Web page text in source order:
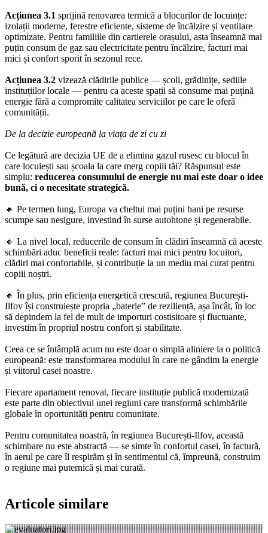
Acțiunea 3.1 sprijină renovarea termică a blocurilor de locuințe:
izolații moderne, ferestre eficiente, sisteme de încălzire și ventilare
optimizate. Pentru familiile din cartierele orașului, asta înseamnă mai
puțin consum de gaz sau electricitate pentru încălzire, facturi mai
mici și confort sporit în sezonul rece.
Acțiunea 3.2 vizează clădirile publice — școli, grădinițe, sediile
instituțiilor locale — pentru ca aceste spații să consume mai puțină
energie fără a compromite calitatea serviciilor pe care le oferă
comunității.
De la decizie europeană la viața de zi cu zi
Ce legătură are decizia UE de a elimina gazul rusesc cu blocul în
care locuiești sau școala la care merg copiii tăi? Răspunsul este
simplu: reducerea consumului de energie nu mai este doar o idee
bună, ci o necesitate strategică.
🔸 Pe termen lung, Europa va cheltui mai puțini bani pe resurse
scumpe sau nesigure, investind în surse autohtone și regenerabile.
🔸 La nivel local, reducerile de consum în clădiri înseamnă că aceste
schimbări aduc beneficii reale: facturi mai mici pentru locuitori,
clădiri mai confortabile, și contribuție la un mediu mai curat pentru
copiii noștri.
🔸 În plus, prin eficiența energetică crescută, regiunea București-
Ilfov își construiește propria „baterie” de reziliență, așa încât, în loc
să depindem la fel de mult de importuri costisitoare și fluctuante,
investim în propriul nostru confort și stabilitate.
Ceea ce se întâmplă acum nu este doar o simplă aliniere la o politică
europeană: este transformarea modului în care ne gândim la energie
și viitorul casei noastre.
Fiecare apartament renovat, fiecare instituție publică modernizată
este parte din obiectivul unei regiuni care transformă schimbările
globale în oportunități pentru comunitate.
Pentru comunitatea noastră, în regiunea București-Ilfov, această
schimbare nu este abstractă — se simte în confortul casei, în factură,
în aerul pe care îl respirăm și în sentimentul că, împreună, construim
o regiune mai puternică și mai curată.
Articole similare